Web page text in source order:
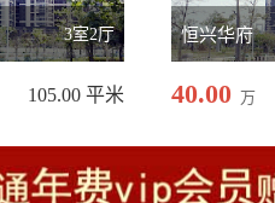
3室2厅
105.00 平米
恒兴华府
40.00 万